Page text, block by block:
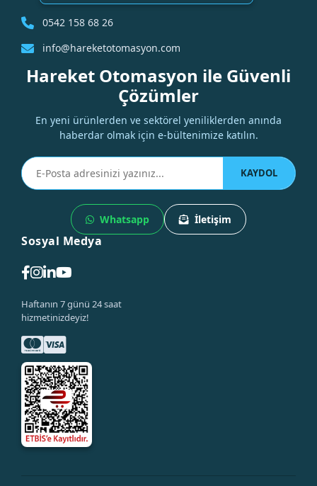
0542 158 68 26
info@hareketotomasyon.com
Hareket Otomasyon ile Güvenli
Çözümler
En yeni ürünlerden ve sektörel yeniliklerden anında
haberdar olmak için e-bültenimize katılın.
KAYDOL
Whatsapp İletişim
Sosyal Medya
Haftanın 7 günü 24 saat
hizmetinizdeyiz!